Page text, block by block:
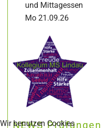
und Mittagessen
Mo 21.09.26
NEWS Prüfungen
Wir benutzen Cookies